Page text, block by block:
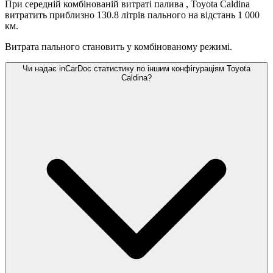
При середній комбінованій витраті палива , Toyota Caldina
витратить приблизно 130.8 літрів пального на відстань 1 000
км.
Витрата пального становить у комбінованому режимі.
Чи надає inCarDoc статистику по іншим конфігураціям Toyota
Caldina?